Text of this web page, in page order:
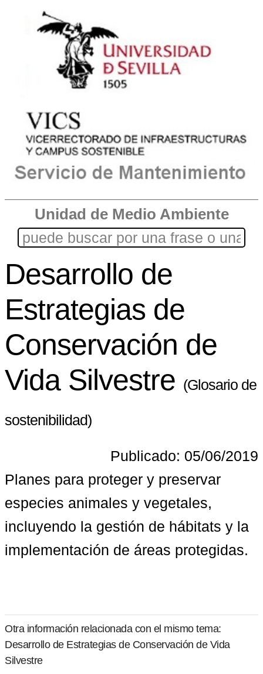
Unidad de Medio Ambiente
Desarrollo de
Estrategias de
Conservación de
Vida Silvestre (Glosario de
sostenibilidad)
Publicado: 05/06/2019
Planes para proteger y preservar
especies animales y vegetales,
incluyendo la gestión de hábitats y la
implementación de áreas protegidas.
Otra información relacionada con el mismo tema:
Desarrollo de Estrategias de Conservación de Vida
Silvestre